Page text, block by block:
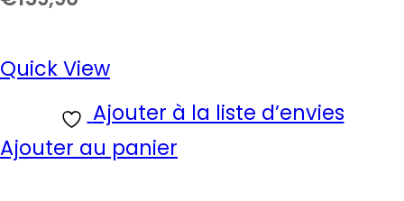
Quick View
Ajouter à la liste d’envies
Ajouter au panier